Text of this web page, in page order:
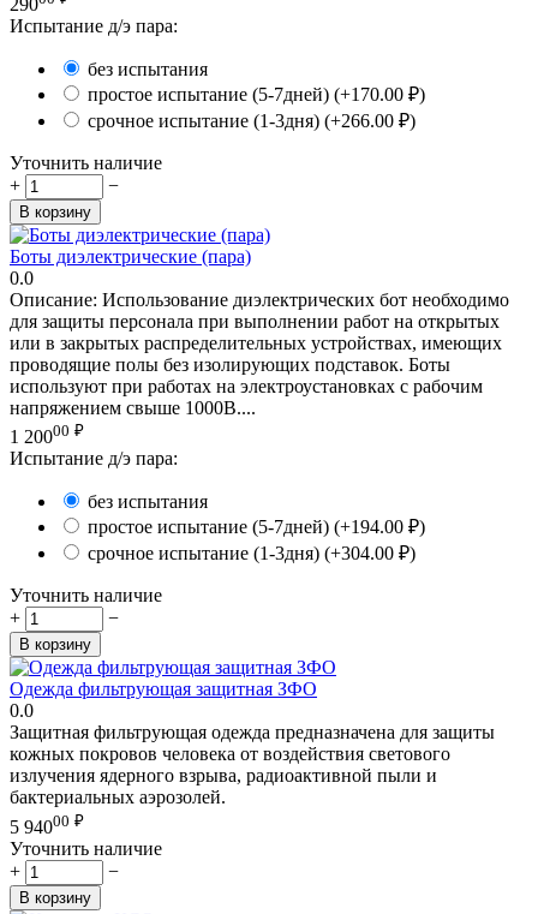
290
Испытание д/э пара:
без испытания
простое испытание (5-7дней) (+170.00 ₽)
срочное испытание (1-3дня) (+266.00 ₽)
Уточнить наличие
+
−
В корзину
Боты диэлектрические (пара)
0.0
Описание: Использование диэлектрических бот необходимо
для защиты персонала при выполнении работ на открытых
или в закрытых распределительных устройствах, имеющих
проводящие полы без изолирующих подставок. Боты
используют при работах на электроустановках с рабочим
напряжением свыше 1000В....
1 20000 ₽
Испытание д/э пара:
без испытания
простое испытание (5-7дней) (+194.00 ₽)
срочное испытание (1-3дня) (+304.00 ₽)
Уточнить наличие
+
−
В корзину
Одежда фильтрующая защитная ЗФО
0.0
Защитная фильтрующая одежда предназначена для защиты
кожных покровов человека от воздействия светового
излучения ядерного взрыва, радиоактивной пыли и
бактериальных аэрозолей.
5 94000 ₽
Уточнить наличие
+
−
В корзину